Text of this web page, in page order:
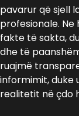
pavarur që sjell
profesionale.
fakte të sakta,
dhe të
ruajmë
informimit, duke
realitetit në çdo